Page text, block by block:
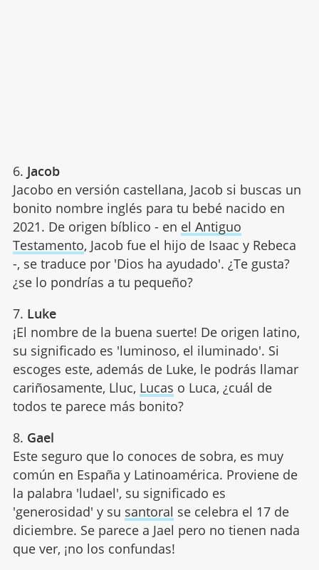
6. Jacob
Jacobo en versión castellana, Jacob si buscas un
bonito nombre inglés para tu bebé nacido en
2021. De origen bíblico - en el Antiguo
Testamento, Jacob fue el hijo de Isaac y Rebeca
-, se traduce por 'Dios ha ayudado'. ¿Te gusta?
¿se lo pondrías a tu pequeño?
7. Luke
¡El nombre de la buena suerte! De origen latino,
su significado es 'luminoso, el iluminado'. Si
escoges este, además de Luke, le podrás llamar
cariñosamente, Lluc, Lucas o Luca, ¿cuál de
todos te parece más bonito?
8. Gael
Este seguro que lo conoces de sobra, es muy
común en España y Latinoamérica. Proviene de
la palabra 'ludael', su significado es
'generosidad' y su santoral se celebra el 17 de
diciembre. Se parece a Jael pero no tienen nada
que ver, ¡no los confundas!